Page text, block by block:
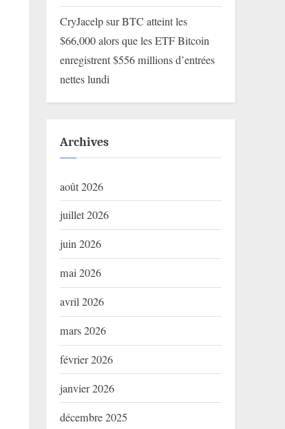
CryJacelpsurBTC atteint les
$66,000 alors que les ETF Bitcoin
enregistrent $556 millions d’entrées
nettes lundi
Archives
août 2026
juillet 2026
juin 2026
mai 2026
avril 2026
mars 2026
février 2026
janvier 2026
décembre 2025